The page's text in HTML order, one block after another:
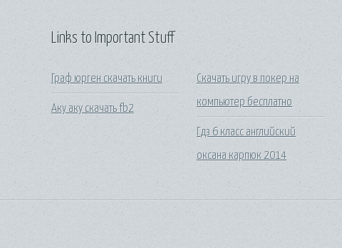
Links to Important Stuff
Граф юрген скачать книги
Аку аку скачать fb2
Скачать игру в покер на
компьютер бесплатно
Гдз 6 класс английский
оксана карпюк 2014